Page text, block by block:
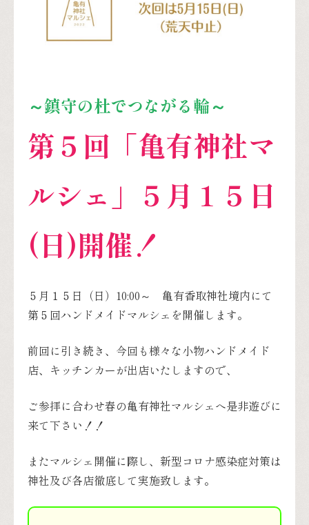
～鎮守の杜でつながる輪～
第５ 回「亀有神社マ
ルシェ」５月１５日
(日)開催！
５月１５日（日）10:00～ 亀有香取神社境内にて
第５回ハンドメイドマルシェを開催します。
前回に引き続き、今回も様々な小物ハンドメイド
店、キッチンカーが出店いたしますので、
ご参拝に合わせ春の亀有神社マルシェへ是非遊びに
来て下さい！！
またマルシェ開催に際し、新型コロナ感染症対策は
神社及び各店徹底して実施致します。